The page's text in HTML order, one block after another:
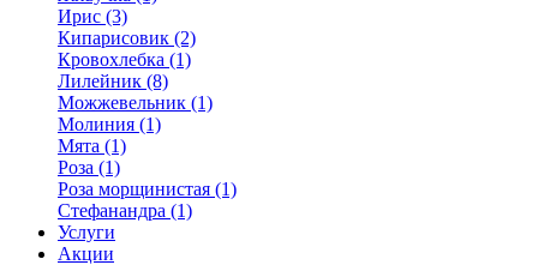
Ирис (3)
Кипарисовик (2)
Кровохлебка (1)
Лилейник (8)
Можжевельник (1)
Молиния (1)
Мята (1)
Роза (1)
Роза морщинистая (1)
Стефанандра (1)
Услуги
Акции